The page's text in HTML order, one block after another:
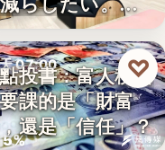
戸田…
07:00
財經評論
5%
投書：富人稅真
課的是「財富
還是「信任」？
♡